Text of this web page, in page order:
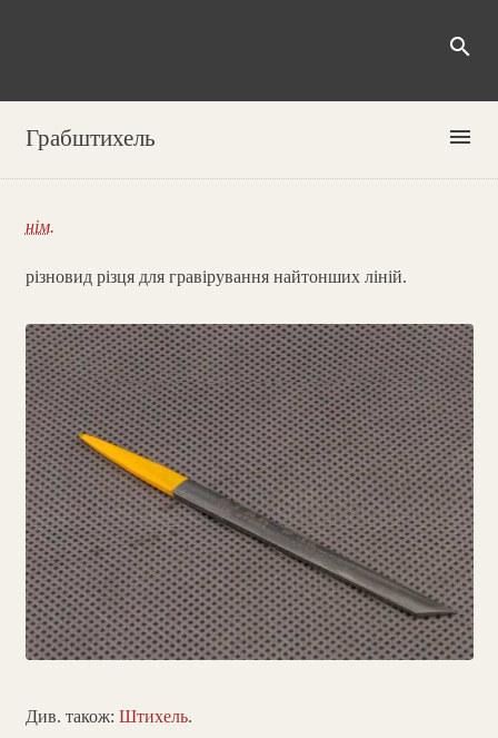
search
Грабштихель menu
нім.
різновид різця для гравірування найтонших ліній.
Див. також: Штихель.